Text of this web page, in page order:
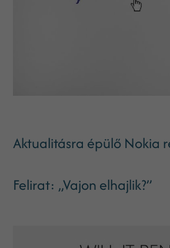
Aktualitásra épülő Nokia
Felirat: „Vajon elhajlik?”